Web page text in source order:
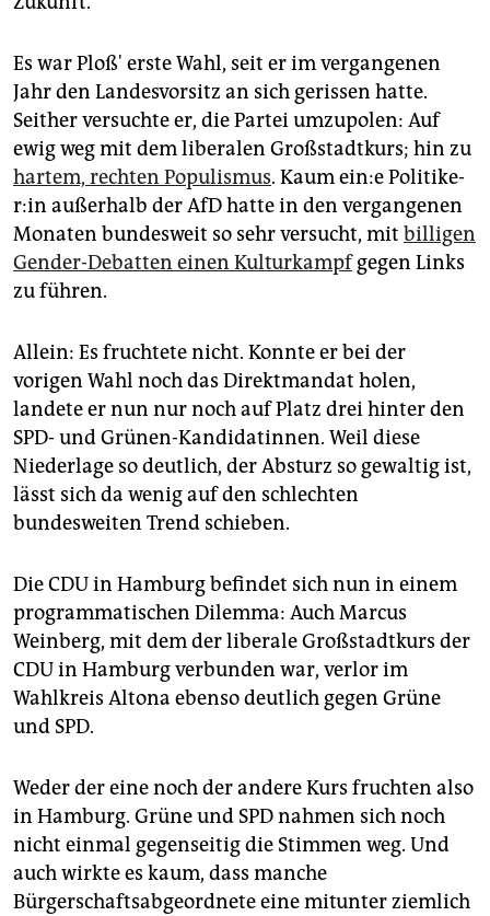
Es war Ploß' erste Wahl, seit er im vergangenen
Jahr den Landesvorsitz an sich gerissen hatte.
Seither versuchte er, die Partei umzupolen: Auf
ewig weg mit dem liberalen Großstadtkurs; hin zu
hartem, rechten Populismus. Kaum ein:e Po­li­ti­ke­
r:in außerhalb der AfD hatte in den vergangenen
Monaten bundesweit so sehr versucht, mit billigen
Gender-Debatten einen Kulturkampfgegen Links
zu führen.
Allein: Es fruchtete nicht. Konnte er bei der
vorigen Wahl noch das Direktmandat holen,
landete er nun nur noch auf Platz drei hinter den
SPD- und Grünen-Kandidatinnen. Weil diese
Niederlage so deutlich, der Absturz so gewaltig ist,
lässt sich da wenig auf den schlechten
bundesweiten Trend schieben.
Die CDU in Hamburg befindet sich nun in einem
programmatischen Dilemma: Auch Marcus
Weinberg, mit dem der liberale Großstadtkurs der
CDU in Hamburg verbunden war, verlor im
Wahlkreis Altona ebenso deutlich gegen Grüne
und SPD.
Weder der eine noch der andere Kurs fruchten also
in Hamburg. Grüne und SPD nahmen sich noch
nicht einmal gegenseitig die Stimmen weg. Und
auch wirkte es kaum, dass manche
Bürgerschaftsabgeordnete eine mitunter ziemlich